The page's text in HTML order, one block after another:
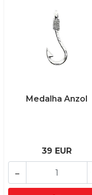
Medalha Anzol
39 EUR
-